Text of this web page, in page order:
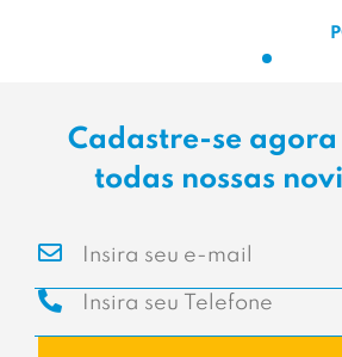
Cadastre-se agora
todas nossas